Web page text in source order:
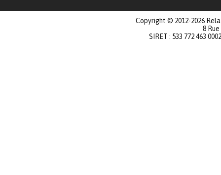
Copyright © 2012-2026
8
SIRET : 533 772 463